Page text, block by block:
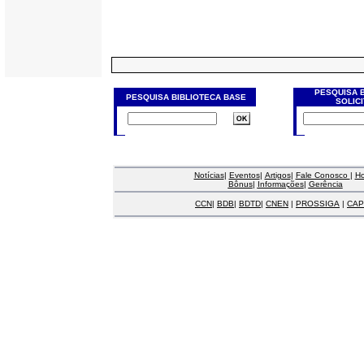
PESQUISA BIBLIOTECA BASE
PESQUISA
Notícias| Eventos| Artigos| Fale Conosco |
Bônus| Informações| Gerência
CCN| BDB| BDTD| CNEN | PROSSIGA |